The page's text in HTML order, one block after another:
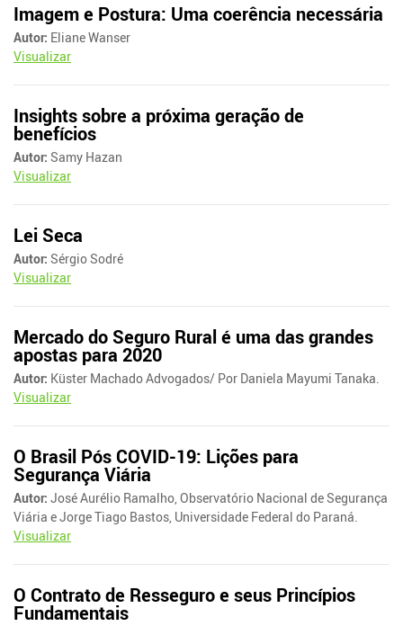
Imagem e Postura: Uma coerência necessária
Autor: Eliane Wanser
Visualizar
Insights sobre a próxima geração de
benefícios
Autor: Samy Hazan
Visualizar
Lei Seca
Autor: Sérgio Sodré
Visualizar
Mercado do Seguro Rural é uma das grandes
apostas para 2020
Autor: Küster Machado Advogados/ Por Daniela Mayumi Tanaka.
Visualizar
O Brasil Pós COVID-19: Lições para
Segurança Viária
Autor: José Aurélio Ramalho, Observatório Nacional de Segurança
Viária e Jorge Tiago Bastos, Universidade Federal do Paraná.
Visualizar
O Contrato de Resseguro e seus Princípios
Fundamentais